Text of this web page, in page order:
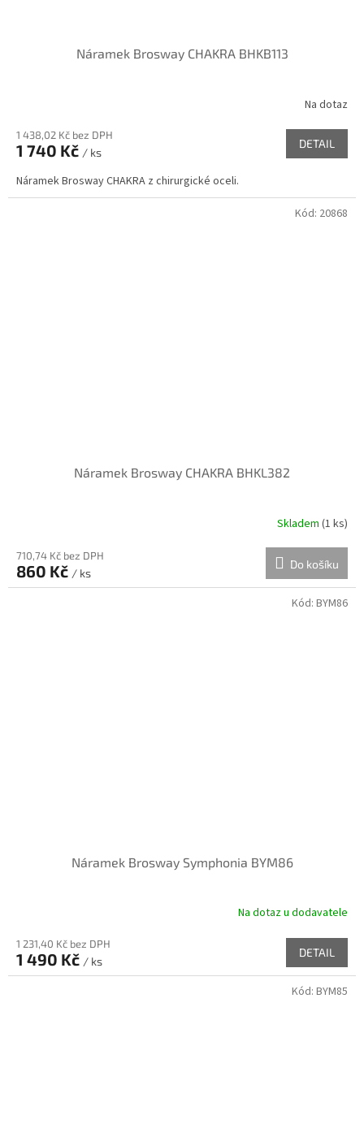
Náramek Brosway CHAKRA BHKB113
Na dotaz
1 438,02 Kč bez DPH
1 740 Kč / ks
DETAIL
Náramek Brosway CHAKRA z chirurgické oceli.
Náramek Brosway CHAKRA BHKL382
Skladem (1 ks)
710,74 Kč bez DPH
860 Kč / ks
Do košíku
Kód: 20868
Náramek Brosway Symphonia BYM86
Na dotaz u dodavatele
1 231,40 Kč bez DPH
1 490 Kč / ks
DETAIL
Kód: BYM86
Kód: BYM85